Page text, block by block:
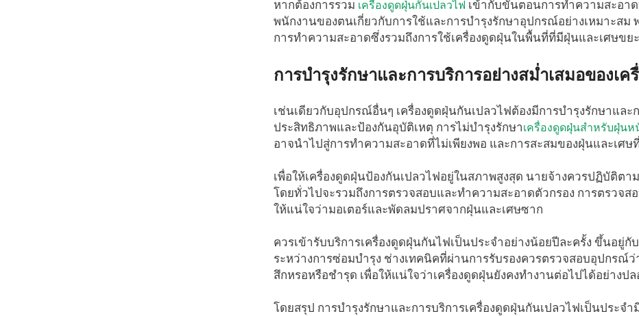
หากต้องการรวม เครื่องดูดฝุ่นกันเปลวไฟ เข้ากับขั้นตอนการทำความสะอา
พนักงานของตนเกี่ยวกับการใช้และการบำรุงรักษาอุปกรณ์อย่างเหมาะสม
การทำความสะอาดซึ่งรวมถึงการใช้เครื่องดูดฝุ่นในพื้นที่ที่มีฝุ่นและเศษขย
การบำรุงรักษาและการบริการอย่างสม่ำเสมอของเ
เช่นเดียวกับอุปกรณ์อื่นๆ เครื่องดูดฝุ่นกันเปลวไฟต้องมีการบำรุงรักษาและ
ประสิทธิภาพและป้องกันอุบัติเหตุ การไม่บำรุงรักษาเครื่องดูดฝุ่นสำหรับฝุ่นห
อาจนำไปสู่การทำความสะอาดที่ไม่เพียงพอ และการสะสมของฝุ่นและเศษ
เพื่อให้เครื่องดูดฝุ่นป้องกันเปลวไฟอยู่ในสภาพสูงสุด นายจ้างควรปฏิบัติต
โดยทั่วไปจะรวมถึงการตรวจสอบและทำความสะอาดตัวกรอง การตรวจ
ให้แน่ใจว่ามอเตอร์และพัดลมปราศจากฝุ่นและเศษซาก
ควรเข้ารับบริการเครื่องดูดฝุ่นกันไฟเป็นประจำอย่างน้อยปีละครั้ง ขึ้นอยู่
ระหว่างการซ่อมบำรุง ช่างเทคนิคที่ผ่านการรับรองควรตรวจสอบอุปกรณ์
สึกหรอหรือชำรุด เพื่อให้แน่ใจว่าเครื่องดูดฝุ่นยังคงทำงานต่อไปได้อย่างป
โดยสรุป การบำรุงรักษาและการบริการเครื่องดูดฝุ่นกันเปลวไฟเป็นประ